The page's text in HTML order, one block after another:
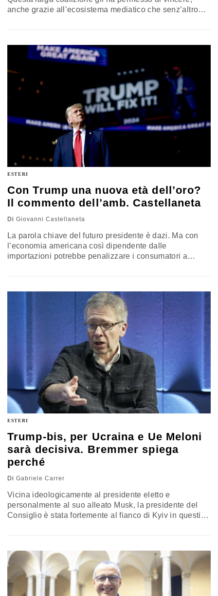
anche grazie all’ecosistema mediatico che senz’altro
comprendere se il neo presidente sarà capace di
sfruttare questa élite che si è unita a lui in modo da
governare in maniera stabile, evitando i disastri del
primo mandato. Il commento del politologo della Luiss,
Lorenzo Castellani
ESTERI
Con Trump una nuova età dell’oro?
Il commento dell’amb. Castellaneta
Di Giovanni Castellaneta
La parola chiave del futuro presidente è dazi. Ma con
l’economia americana così dipendente dalle
importazioni potrebbe penalizzare i consumatori a
italiano negli Stati Uniti
ESTERI
Trump-bis, per Ucraina e Ue Meloni
sarà decisiva. Bremmer spiega
perché
Di Gabriele Carrer
Vicina ideologicamente al presidente eletto e
personalmente al suo alleato Musk, la presidente del
Consiglio è stata fortemente al fianco di Kyiv in questi
fondatore di Eurasia Group